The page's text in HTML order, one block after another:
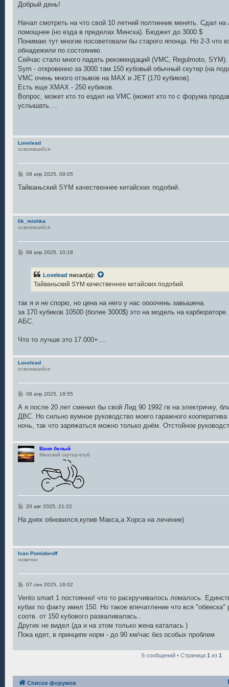
о
е
и
е
Добрый день!
Начал смотреть на что свой 10 летний полтинник менять. Сдал на
помощнее (но езда в пределах Минска). Бюджет до 3000 $
Понимаю тут многие посоветовали бы старого японца. Но 2-3 что
обнадежили по состоянию.
Сейчас стало много падать рекомендаций (VMC, Regulmoto, SYM).
Sym - откровенно за 3000 там 150 кубовый обычный скутер (на
VMC очень много отзывов на MAX и JET (170 кубиков).
Есть еще XMAX - 250 кубиков.
Вопрос, может кто то ездил на VMC (может кто то с форума
услышать....
Lovelead
освоившийся
С
о
и
е
08 апр 2025, 09:05
Тайваньский SYM качественнее китайских подобий.
lik_mishka
освоившийся
С
е
08 апр 2025, 10:18
Lovelead писал(а):
Тайваньский SYM качественнее китайских подобий.
так я и не спорю, но цена на него у нас оооочень завышена.
за 170 кубиков 10500 (более 3000$) это на модель на
АБС.
Что то лучше это 17.000+....
Lovelead
освоившийся
С
о
щ
е
е
08 апр 2025, 18:55
А я после 20 лет сменил бы свой Лид 90 1992 гв на электричку,
ДВС. Но сильно вумное руководство моего гаражного
ночь, так что заряжаться можно только днём. Отстойное
Ваня белый
Минский скутер-клуб
С
о
и
е
20 авг 2025, 21:22
На днях обновился,купив Макса,а Хорса на лечение)
Ivan Pomidoroff
новичок
С
о
щ
е
и
е
07 сен 2025, 16:02
Vento smart 1 постоянно! что то раскручивалось ломалось.
кубах по факту имел 150. Но такое впечатление что вся "обвеска"
соотв. от 150 кубового разваливалась..
Других не видел (да и на этом только жена каталась )
Пока едет, в принципе норм - до 90 км/час без особых проблем
6 сообщений • Страница 1 из 1
Список форумов